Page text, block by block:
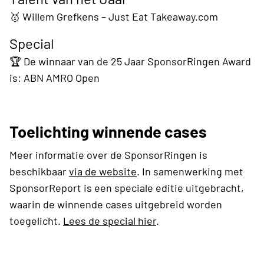
🥇 Willem Grefkens – Just Eat Takeaway.com
Special
🏆 De winnaar van de 25 Jaar SponsorRingen Award
is: ABN AMRO Open
Toelichting winnende cases
Meer informatie over de SponsorRingen is
beschikbaarvia de website. In samenwerking met
SponsorReport is een speciale editie uitgebracht,
waarin de winnende cases uitgebreid worden
toegelicht. Lees de special hier.